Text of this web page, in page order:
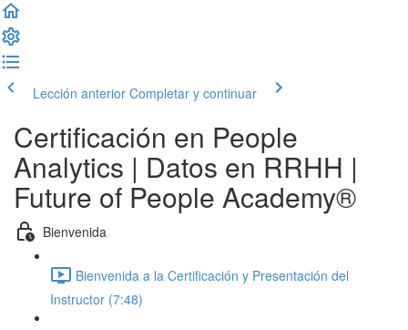
Lección anterior Completar y continuar
Certificación en People
Analytics | Datos en RRHH |
Future of People Academy®
Bienvenida
Bienvenida a la Certificación y Presentación del
Instructor (7:48)